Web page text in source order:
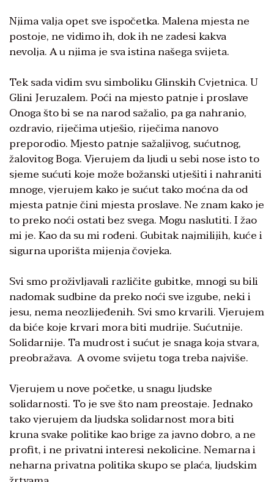
Njima valja opet sve ispočetka. Malena mjesta ne
postoje, ne vidimo ih, dok ih ne zadesi kakva
nevolja. A u njima je sva istina našega svijeta.
Tek sada vidim svu simboliku Glinskih Cvjetnica. U
Glini Jeruzalem. Poći na mjesto patnje i proslave
Onoga što bi se na narod sažalio, pa ga nahranio,
ozdravio, riječima utješio, riječima nanovo
preporodio. Mjesto patnje sažaljivog, sućutnog,
žalovitog Boga. Vjerujem da ljudi u sebi nose isto to
sjeme sućuti koje može božanski utješiti i nahraniti
mnoge, vjerujem kako je sućut tako moćna da od
mjesta patnje čini mjesta proslave. Ne znam kako je
to preko noći ostati bez svega. Mogu naslutiti. I žao
mi je. Kao da su mi rođeni. Gubitak najmilijih, kuće i
sigurna uporišta mijenja čovjeka.
Svi smo proživljavali različite gubitke, mnogi su bili
nadomak sudbine da preko noći sve izgube, neki i
jesu, nema neozlijeđenih. Svi smo krvarili. Vjerujem
da biće koje krvari mora biti mudrije. Sućutnije.
Solidarnije. Ta mudrost i sućut je snaga koja stvara,
preobražava. A ovome svijetu toga treba najviše.
Vjerujem u nove početke, u snagu ljudske
solidarnosti. To je sve što nam preostaje. Jednako
tako vjerujem da ljudska solidarnost mora biti
kruna svake politike kao brige za javno dobro, a ne
profit, i ne privatni interesi nekolicine. Nemarna i
neharna privatna politika skupo se plaća, ljudskim